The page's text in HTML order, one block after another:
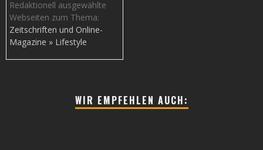
Redaktionell ausgewählte
Webseiten zum Thema:
Zeitschriften und Online-
Magazine » Lifestyle
WIR EMPFEHLEN AUCH: